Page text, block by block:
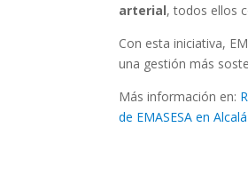
arterial, todos ellos
Con esta iniciativa,
una gestión más
Más información en:
de EMASESA en